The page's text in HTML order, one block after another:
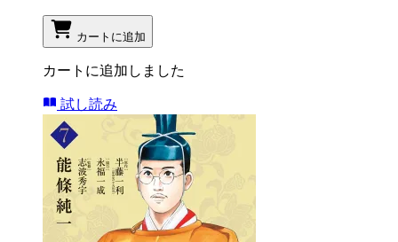
カートに追加
カートに追加しました
試し読み